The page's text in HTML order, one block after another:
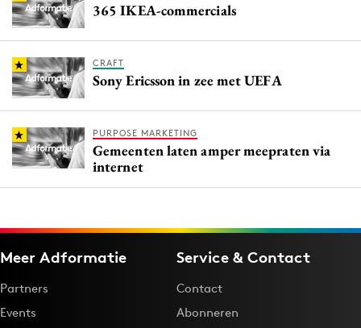
365 IKEA-commercials
CRAFT
Sony Ericsson in zee met UEFA
PURPOSE MARKETING
Gemeenten laten amper meepraten via
internet
Meer Adformatie
Partners
Events
Service & Contact
Contact
Abonneren